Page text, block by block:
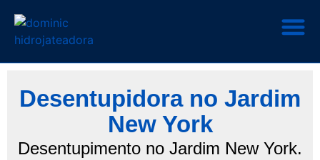
Desentupidora no Jardim
New York
Desentupimento no Jardim New York.